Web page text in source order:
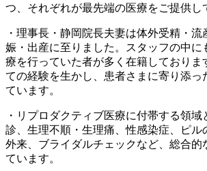
つ、それぞれが最先端の医療をご提供し
・理事長・静岡院長夫妻は体外受精・
娠・出産に至りました。スタッフの中に
療を行っていた者が多く在籍しておりま
ての経験を生かし、患者さまに寄り添っ
ています。
・リプロダクティブ医療に付帯する領
診、生理不順・生理痛、性感染症、ピル
外来、ブライダルチェックなど、総合的
ています。